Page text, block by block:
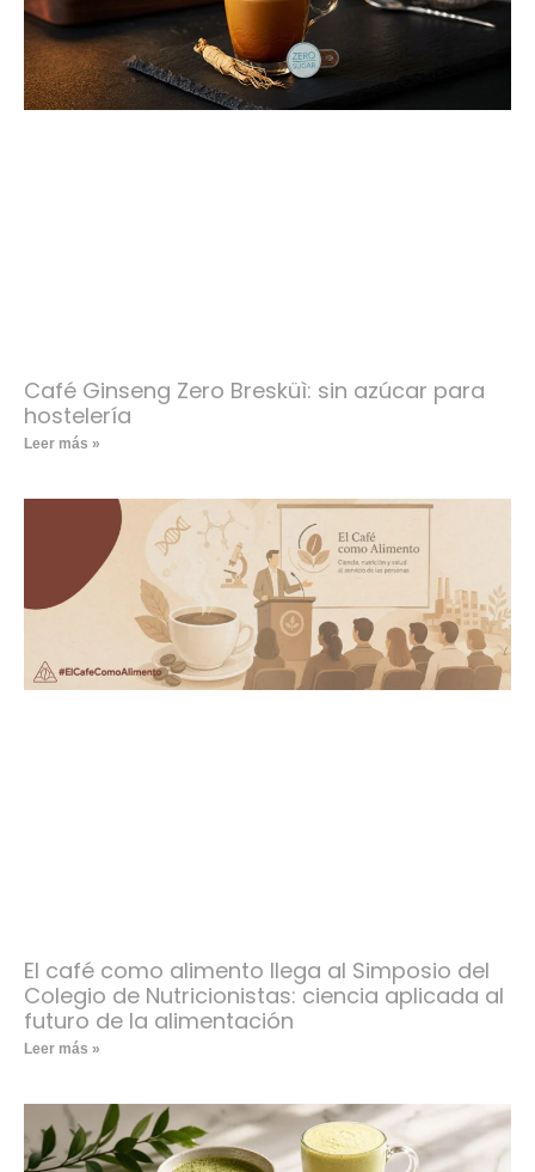
Café Ginseng Zero Bresküì: sin azúcar para
hostelería
Leer más »
El café como alimento llega al Simposio del
Colegio de Nutricionistas: ciencia aplicada al
futuro de la alimentación
Leer más »